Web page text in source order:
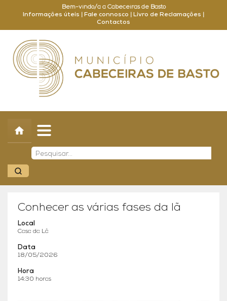
Bem-vindo/a a Cabeceiras de Basto
Informações úteis
Fale connosco Livro de Reclamações
Contactos
Concelho
Município
Turismo
Cultura
Outros
Balcão Online
Conhecer as várias fases da lã
Local
Casa da Lã
Data
18/05/2026
Hora
14:30 horas